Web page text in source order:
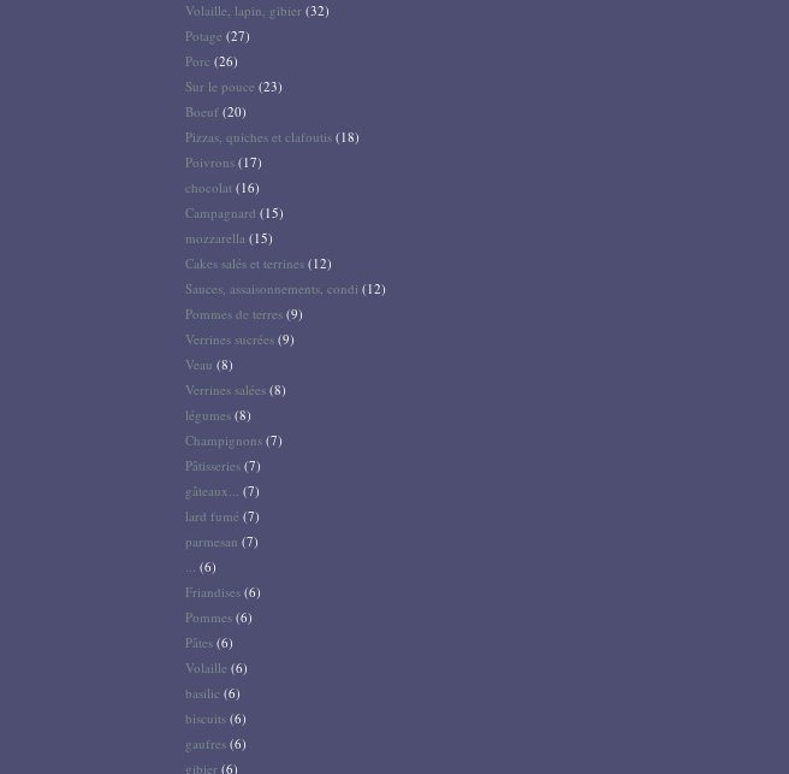
Volaille, lapin, gibier (32)
Potage (27)
Porc (26)
Sur le pouce (23)
Boeuf (20)
Pizzas, quiches et clafoutis (18)
Poivrons (17)
chocolat (16)
Campagnard (15)
mozzarella (15)
Cakes salés et terrines (12)
Sauces, assaisonnements, condi (12)
Pommes de terres (9)
Verrines sucrées (9)
Veau (8)
Verrines salées (8)
légumes (8)
Champignons (7)
Pâtisseries (7)
gâteaux... (7)
lard fumé (7)
parmesan (7)
... (6)
Friandises (6)
Pommes (6)
Pâtes (6)
Volaille (6)
basilic (6)
biscuits (6)
gaufres (6)
gibier (6)